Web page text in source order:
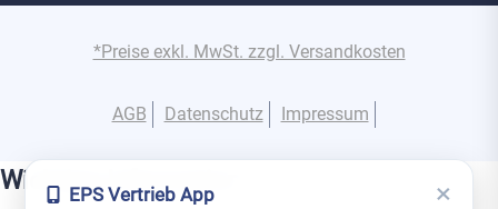
*Preise exkl. MwSt. zzgl. Versandkosten
AGB Datenschutz Impressum
Wichtige Information
EPS Vertrieb App ×